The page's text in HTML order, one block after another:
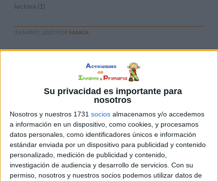
Su privacidad es importante para
nosotros
Nosotros y nuestros 1731 socios almacenamos y/o accedemos
a información en un dispositivo, como cookies, y procesamos
datos personales, como identificadores únicos e información
estándar enviada por un dispositivo para publicidad y contenido
personalizado, medición de publicidad y contenido,
investigación de audiencia y desarrollo de servicios. Con su
permiso, nosotros y nuestros socios podemos utilizar datos de
lectora (1)
26 MAYO, 2025 POR MARÍA
Pulsa sobre el enlace para descargar el